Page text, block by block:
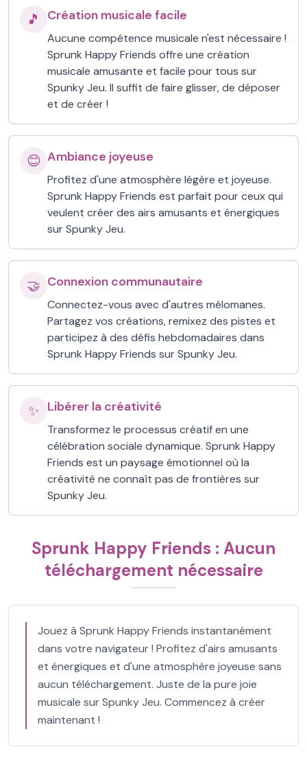
🎵 Création musicale facile
Aucune compétence musicale n'est nécessaire !
Sprunk Happy Friends offre une création
musicale amusante et facile pour tous sur
Spunky Jeu. Il suffit de faire glisser, de déposer
et de créer !
😊 Ambiance joyeuse
Profitez d'une atmosphère légère et joyeuse.
Sprunk Happy Friends est parfait pour ceux qui
veulent créer des airs amusants et énergiques
sur Spunky Jeu.
🤝 Connexion communautaire
Connectez-vous avec d'autres mélomanes.
Partagez vos créations, remixez des pistes et
participez à des défis hebdomadaires dans
Sprunk Happy Friends sur Spunky Jeu.
✨ Libérer la créativité
Transformez le processus créatif en une
célébration sociale dynamique. Sprunk Happy
Friends est un paysage émotionnel où la
créativité ne connaît pas de frontières sur
Spunky Jeu.
Sprunk Happy Friends : Aucun
téléchargement nécessaire
Jouez à Sprunk Happy Friends instantanément
dans votre navigateur ! Profitez d'airs amusants
et énergiques et d'une atmosphère joyeuse sans
aucun téléchargement. Juste de la pure joie
musicale sur Spunky Jeu. Commencez à créer
maintenant !